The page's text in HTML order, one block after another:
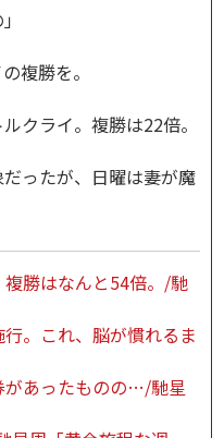
複勝を。
クライ。複勝は22倍。
ったが、日曜は妻が魔
勝はなんと54倍。/馳
。これ、脳が慣れるま
があったものの…/馳星